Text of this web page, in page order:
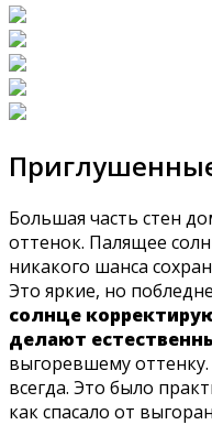
Большая часть стен
оттенок. Палящее
никакого шанса
Это яркие, но
солнце
делают
выгоревшему
всегда. Это было
как спасало от